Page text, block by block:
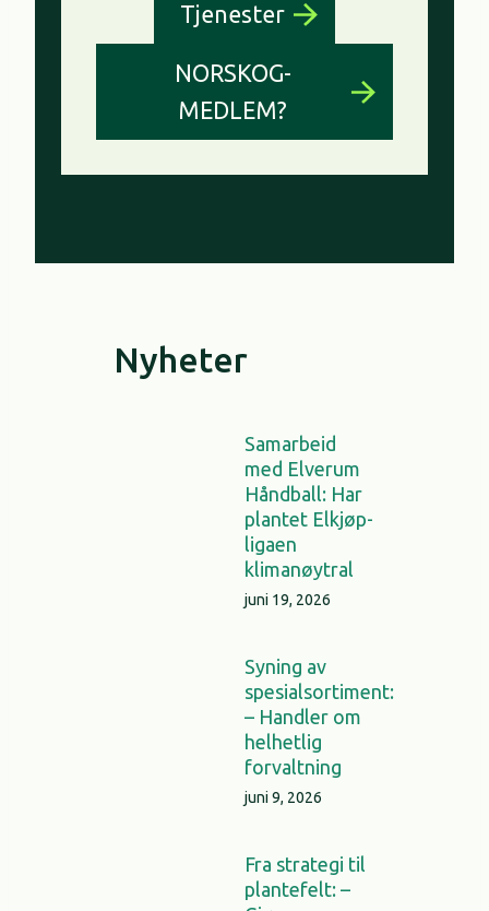
Tjenester
NORSKOG-
MEDLEM?
Nyheter
Samarbeid
med Elverum
Håndball: Har
plantet Elkjøp-
ligaen
klimanøytral
juni 19, 2026
Syning av
spesialsortiment:
– Handler om
helhetlig
forvaltning
juni 9, 2026
Fra strategi til
plantefelt: –